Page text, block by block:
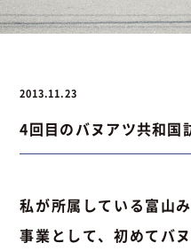
お問い合わせ
お問い合わせ 076-441-
2013.11.23
4回目のバヌアツ共和国
私が所属している富山
事業として、初めてバ